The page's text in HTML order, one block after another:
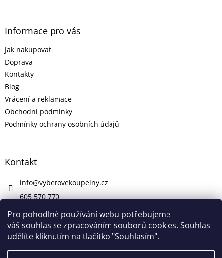
Pro pohodlné používání webu potřebujeme
váš souhlas se zpracováním souborů cookies. Souhlas
udělíte kliknutím na tlačítko "Souhlasím".
Informace pro vás
Jak nakupovat
Doprava
Kontakty
Blog
Vrácení a reklamace
Obchodní podmínky
Podmínky ochrany osobních údajů
Kontakt
info@vyberovekoupelny.cz
605 570 770
https://www.facebook.com/vyberovekoupelny/